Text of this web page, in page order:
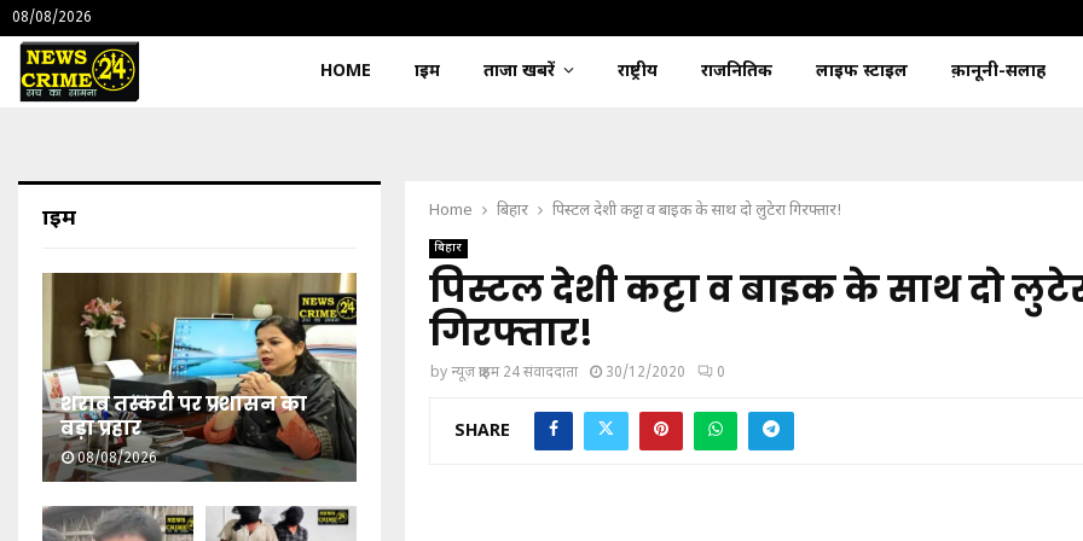
08/08/2026
HOME क्राइम ताजा खबरें राष्ट्रीय राजनितिक लाइफ स्टाइल क़ानूनी-सलाह
Home बिहार पिस्टल देशी कट्टा व बाइक के साथ दो लुटेरा गिरफ्तार!
बिहार
पिस्टल देशी कट्टा व बाइक के साथ दो
गिरफ्तार!
byन्यूज़ क्राइम 24 संवाददाता 30/12/2020 0
SHARE
क्राइम
शराब तस्करी पर प्रशासन का
बड़ा प्रहार
08/08/2026